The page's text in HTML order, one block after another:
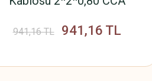
941,16 TL 941,16 TL